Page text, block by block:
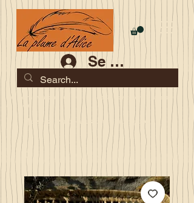
Se connecter
Les commandes jusqu'au 2 août sont garanties pour la
rentrée
Je serai en congés du 10 au 23 août